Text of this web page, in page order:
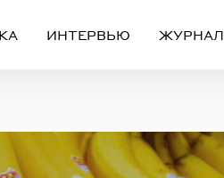
ИНТЕРВЬЮ ЖУРНАЛ
Регистрация